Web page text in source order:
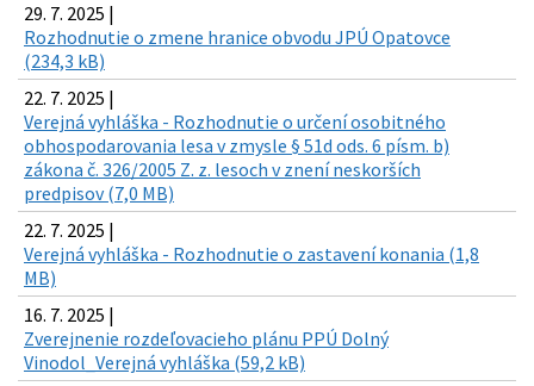
29. 7. 2025 |
Rozhodnutie o zmene hranice obvodu JPÚ Opatovce
(234,3 kB)
22. 7. 2025 |
Verejná vyhláška - Rozhodnutie o určení osobitného
obhospodarovania lesa v zmysle § 51d ods. 6 písm. b)
zákona č. 326/2005 Z. z. lesoch v znení neskorších
predpisov (7,0 MB)
22. 7. 2025 |
Verejná vyhláška - Rozhodnutie o zastavení konania (1,8
MB)
16. 7. 2025 |
Zverejnenie rozdeľovacieho plánu PPÚ Dolný
Vinodol_Verejná vyhláška (59,2 kB)